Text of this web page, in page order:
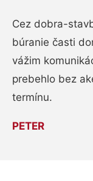
Cez dobra-
búranie časti
vážim
prebehlo bez
termínu.
PETER